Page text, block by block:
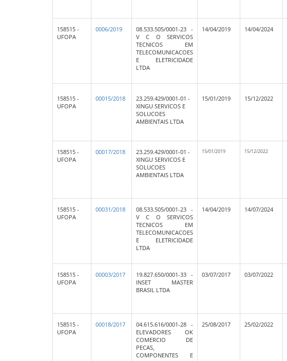
158515 -
UFOPA
0006/2019
08.533.505/0001-23 -
V C O SERVICOS
TECNICOS EM
TELECOMUNICACOES
E ELETRICIDADE
LTDA
14/04/2019 14/04/2024
158515 -
UFOPA
00015/2018
23.259.429/0001-01 -
XINGU SERVICOS E
SOLUCOES
AMBIENTAIS LTDA
15/01/2019 15/12/2022
158515 -
UFOPA
00017/2018
23.259.429/0001-01 -
XINGU SERVICOS E
SOLUCOES
AMBIENTAIS LTDA
15/01/2019 15/12/2022
158515 -
UFOPA
00031/2018
08.533.505/0001-23 -
V C O SERVICOS
TECNICOS EM
TELECOMUNICACOES
E ELETRICIDADE
LTDA
14/04/2019 14/07/2024
158515 -
UFOPA
00003/2017
19.827.650/0001-33 -
INSET MASTER
BRASIL LTDA
03/07/2017 03/07/2022
158515 -
UFOPA
00018/2017
04.615.616/0001-28 -
ELEVADORES OK
COMERCIO DE
PECAS,
COMPONENTES E
25/08/2017 25/02/2022